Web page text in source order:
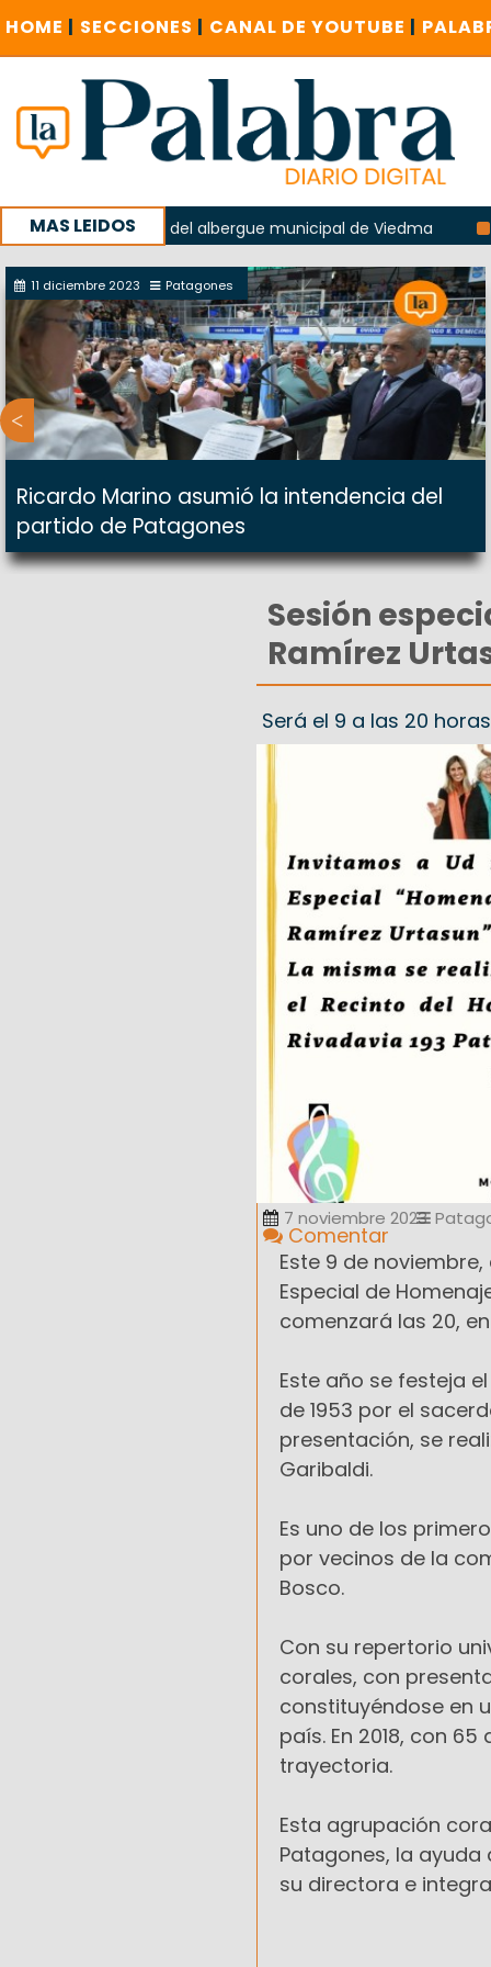
HOME | SECCIONES | CANAL DE YOUTUBE |
MAS LEIDOS
la explosión del albergue municipal de Viedma La
con un encuentro provincial en Roca
11 diciembre 2023 Patagones
Ricardo Marino asumió la intendencia del
partido de Patagones
Sesión
Ramírez
Será el 9 a las 20
7 noviembre 2023
Comentar
Este 9 de
Especial de
comenzará las 20,
Este año se festeja
de 1953 por el
presentación, se
Garibaldi.
Es uno de los
por vecinos de la
Bosco.
Con su repertorio
corales, con
constituyéndose en
país. En 2018, con
trayectoria.
Esta agrupación
Patagones, la
su directora e